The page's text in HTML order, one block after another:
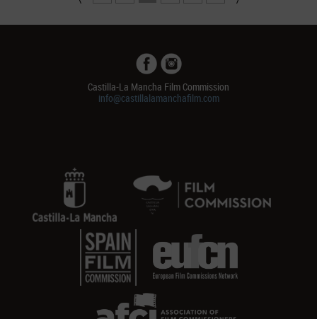
Castilla-La Mancha Film Commission
info@castillalamanchafilm.com